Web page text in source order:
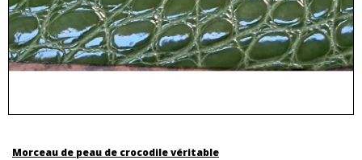
Morceau de peau de crocodile véritable